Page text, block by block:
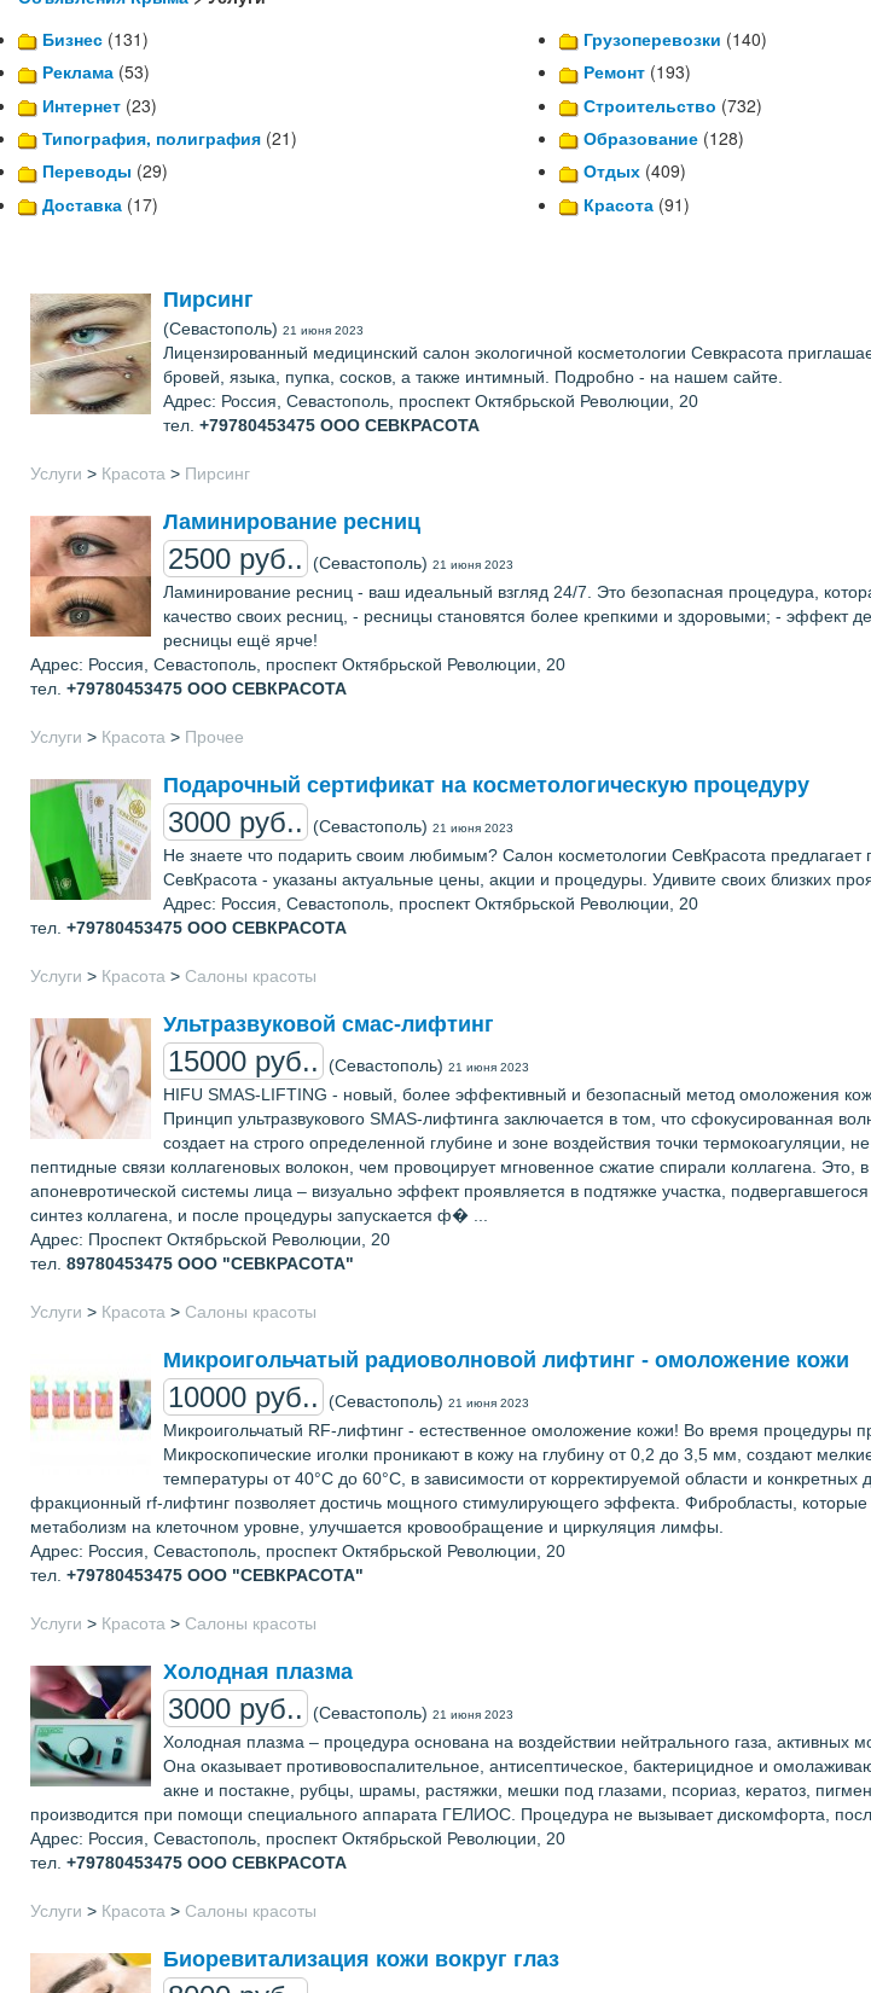
Бизнес (131)
Реклама (53)
Интернет (23)
Типография, полиграфия (21)
Переводы (29)
Доставка (17)
Грузоперевозки (140)
Ремонт (193)
Строительство (732)
Образование (128)
Отдых (409)
Красота (91)
Пирсинг
(Севастополь) 21 июня 2023
Лицензированный медицинский салон экологичной косметологии Севкрасота
бровей, языка, пупка, сосков, а также интимный. Подробно - на нашем сайте.
Адрес: Россия, Севастополь, проспект Октябрьской Революции, 20
тел. +79780453475 ООО СЕВКРАСОТА
Услуги > Красота > Пирсинг
Ламинирование ресниц
2500 руб.. (Севастополь) 21 июня 2023
Ламинирование ресниц - ваш идеальный взгляд 24/7. Это безопасная процедура,
качество своих ресниц, - ресницы становятся более крепкими и здоровыми; - эффект
ресницы ещё ярче!
Адрес: Россия, Севастополь, проспект Октябрьской Революции, 20
тел. +79780453475 ООО СЕВКРАСОТА
Услуги > Красота > Прочее
Подарочный сертификат на косметологическую процедуру
3000 руб.. (Севастополь) 21 июня 2023
Не знаете что подарить своим любимым? Салон косметологии СевКрасота
СевКрасота - указаны актуальные цены, акции и процедуры. Удивите своих близких
Адрес: Россия, Севастополь, проспект Октябрьской Революции, 20
тел. +79780453475 ООО СЕВКРАСОТА
Услуги > Красота > Салоны красоты
Ультразвуковой смас-лифтинг
15000 руб.. (Севастополь) 21 июня 2023
HIFU SMAS-LIFTING - новый, более эффективный и безопасный метод омоложения
Принцип ультразвукового SMAS-лифтинга заключается в том, что сфокусированная
создает на строго определенной глубине и зоне воздействия точки
пептидные связи коллагеновых волокон, чем провоцирует мгновенное сжатие спирали коллагена.
апоневротической системы лица – визуально эффект проявляется в подтяжке участка,
синтез коллагена, и после процедуры запускается ф� ...
Адрес: Проспект Октябрьской Революции, 20
тел. 89780453475 ООО "СЕВКРАСОТА"
Услуги > Красота > Салоны красоты
Мик­ро­иголь­ча­тый ра­ди­овол­но­вой лиф­тинг - омо­ложе­ние ко­жи
10000 руб.. (Севастополь) 21 июня 2023
Микроигольчатый RF-лифтинг - естественное омоложение кожи! Во время процедуры
Микроскопические иголки проникают в кожу на глубину от 0,2 до 3,5 мм, создают
температуры от 40°С до 60°С, в зависимости от корректируемой области и
фракционный rf-лифтинг позволяет достичь мощного стимулирующего эффекта. Фибробласты, которые
метаболизм на клеточном уровне, улучшается кровообращение и циркуляция лимфы.
Адрес: Россия, Севастополь, проспект Октябрьской Революции, 20
тел. +79780453475 ООО "СЕВКРАСОТА"
Услуги > Красота > Салоны красоты
Холодная плазма
3000 руб.. (Севастополь) 21 июня 2023
Холодная плазма – процедура основана на воздействии нейтрального газа, активных
Она оказывает противовоспалительное, антисептическое, бактерицидное и
акне и постакне, рубцы, шрамы, растяжки, мешки под глазами, псориаз, кератоз,
производится при помощи специального аппарата ГЕЛИОС. Процедура не вызывает дискомфорта,
Адрес: Россия, Севастополь, проспект Октябрьской Революции, 20
тел. +79780453475 ООО СЕВКРАСОТА
Услуги > Красота > Салоны красоты
Биоревитализация кожи вокруг глаз